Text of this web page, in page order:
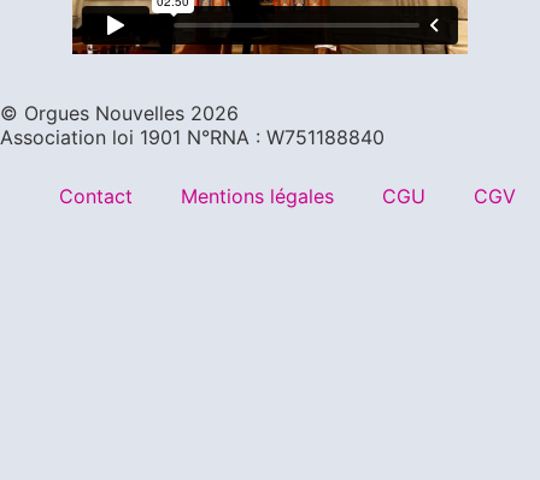
©️ Orgues Nouvelles 2026
Association loi 1901 N°RNA : W751188840
Contact Mentions légales CGU CGV